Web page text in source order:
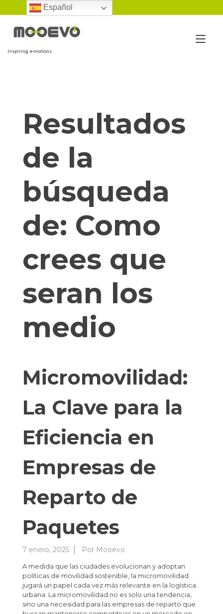
al
Inspiring e-motions
Resultados
de la
búsqueda
de: Como
crees que
seran los
medio
Micromovilidad:
La Clave para la
Eficiencia en
Empresas de
Reparto de
Paquetes
7 enero, 2025 Por Mooevo
A medida que las ciudades evolucionan y adoptan
políticas de movilidad sostenible, la micromovilidad
jugará un papel cada vez más relevante en la logística
urbana. La micromovilidad no es solo una tendencia,
sino una necesidad para las empresas de reparto que
Español